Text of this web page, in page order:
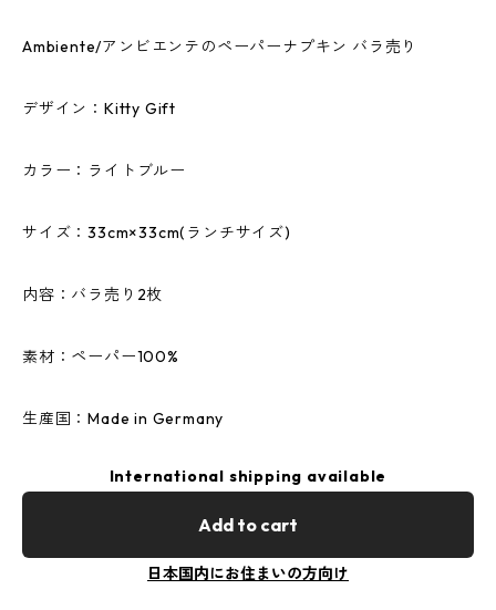
Ambiente/アンビエンテのペーパーナプキン バラ売り
デザイン：Kitty Gift
カラー：ライトブルー
サイズ：33cm×33cm(ランチサイズ)
内容：バラ売り2枚
素材：ペーパー100%
生産国：Made in Germany
International shipping available
Add to cart
日本国内にお住まいの方向け